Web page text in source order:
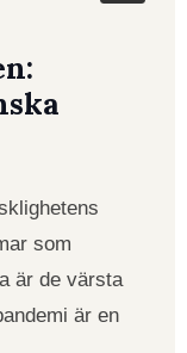
som
är de värsta
är en